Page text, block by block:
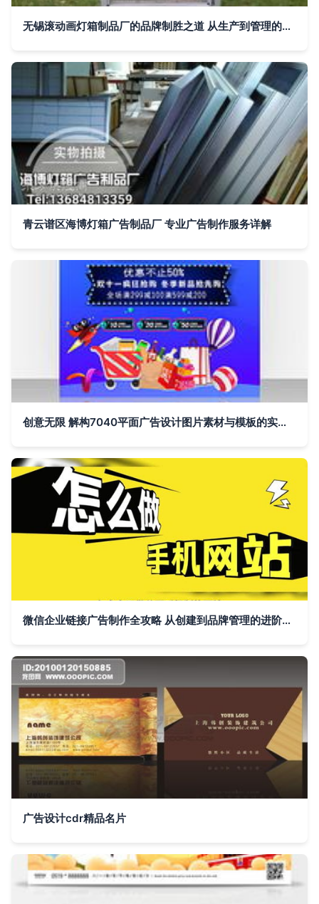
无锡滚动画灯箱制品厂的品牌制胜之道 从生产到管理的一站式解读
青云谱区海博灯箱广告制品厂 专业广告制作服务详解
创意无限 解构7040平面广告设计图片素材与模板的实用指南
微信企业链接广告制作全攻略 从创建到品牌管理的进阶指南
广告设计cdr精品名片